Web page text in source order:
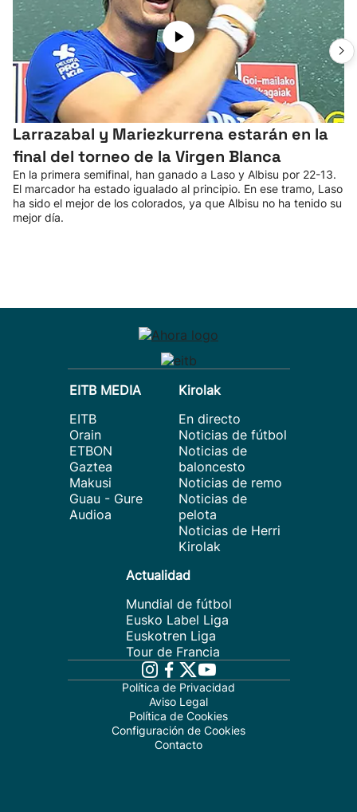
Larrazabal y Mariezkurrena estarán en la
final del torneo de la Virgen Blanca
En la primera semifinal, han ganado a Laso y Albisu por 22-13.
El marcador ha estado igualado al principio. En ese tramo, Laso
ha sido el mejor de los colorados, ya que Albisu no ha tenido su
mejor día.
EITB MEDIA
EITB
Orain
ETBON
Gaztea
Makusi
Guau - Gure
Audioa
Kirolak
En directo
Noticias de fútbol
Noticias de
baloncesto
Noticias de remo
Noticias de
pelota
Noticias de Herri
Kirolak
Actualidad
Mundial de fútbol
Eusko Label Liga
Euskotren Liga
Tour de Francia
Política de Privacidad
Aviso Legal
Política de Cookies
Configuración de Cookies
Contacto